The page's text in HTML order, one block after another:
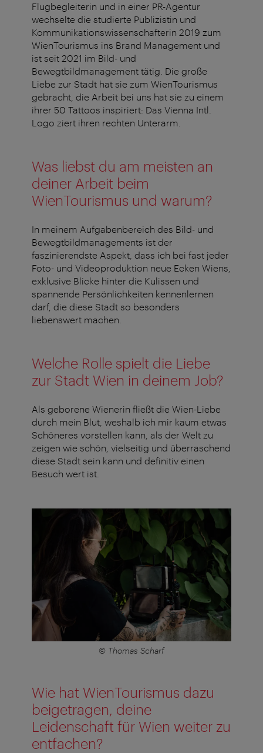
Flugbegleiterin und in einer PR-Agentur
wechselte die studierte Publizistin und
Kommunikationswissenschafterin 2019 zum
WienTourismus ins Brand Management und
ist seit 2021 im Bild- und
Bewegtbildmanagement tätig. Die große
Liebe zur Stadt hat sie zum WienTourismus
gebracht, die Arbeit bei uns hat sie zu einem
ihrer 50 Tattoos inspiriert: Das Vienna Intl.
Logo ziert ihren rechten Unterarm.
Was liebst du am meisten an
deiner Arbeit beim
WienTourismus und warum?
In meinem Aufgabenbereich des Bild- und
Bewegtbildmanagements ist der
faszinierendste Aspekt, dass ich bei fast jeder
Foto- und Videoproduktion neue Ecken Wiens,
exklusive Blicke hinter die Kulissen und
spannende Persönlichkeiten kennenlernen
darf, die diese Stadt so besonders
liebenswert machen.
Welche Rolle spielt die Liebe
zur Stadt Wien in deinem Job?
Als geborene Wienerin fließt die Wien-Liebe
durch mein Blut, weshalb ich mir kaum etwas
Schöneres vorstellen kann, als der Welt zu
zeigen wie schön, vielseitig und überraschend
diese Stadt sein kann und definitiv einen
Besuch wert ist.
© Thomas Scharf
Wie hat WienTourismus dazu
beigetragen, deine
Leidenschaft für Wien weiter zu
entfachen?